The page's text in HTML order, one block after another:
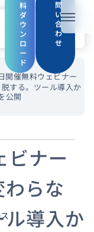
メニュ
料
ダ
ウ
ン
ロ
ー
ド
問
い
合
わ
せ
開催無料ウェビナー
する。ツール導入か
公開
ビナー
わらな
導入か